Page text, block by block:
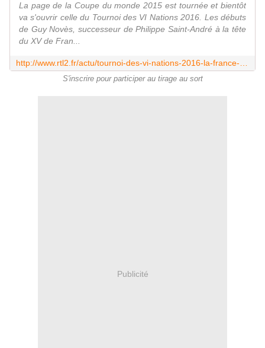
La page de la Coupe du monde 2015 est tournée et bientôt
va s'ouvrir celle du Tournoi des VI Nations 2016. Les débuts
de Guy Novès, successeur de Philippe Saint-André à la tête
du XV de Fran...
S'inscrire pour participer au tirage au sort
Publicité